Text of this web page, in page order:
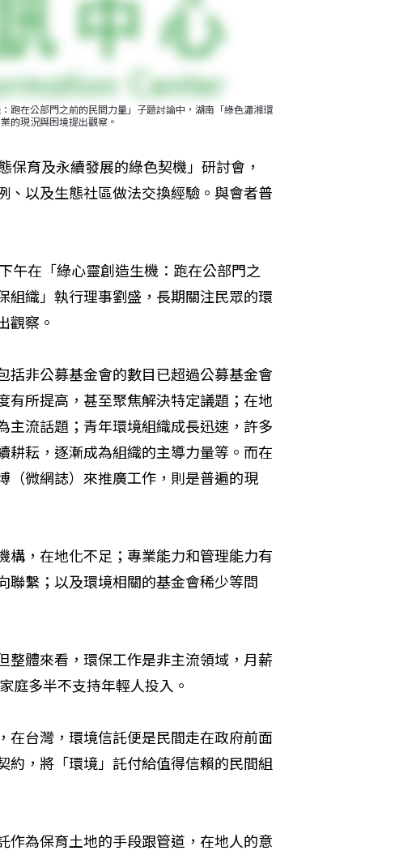
跑在公部門之前的民間力量」子題討論中，湖南「綠色瀟湘環
的現況與困境提出觀察。
育及永續發展的綠色契機」研討會，
、以及生態社區做法交換經驗。與會者普
午在「綠心靈創造生機：跑在公部門之
組織」執行理事劉盛，長期關注民眾的環
觀察。
括非公募基金會的數目已超過公募基金會
有所提高，甚至聚焦解決特定議題；在地
主流話題；青年環境組織成長迅速，許多
耕耘，逐漸成為組織的主導力量等。而在
（微網誌）來推廣工作，則是普遍的現
構，在地化不足；專業能力和管理能力有
聯繫；以及環境相關的基金會稀少等問
整體來看，環保工作是非主流領域，月薪
庭多半不支持年輕人投入。
在台灣，環境信託便是民間走在政府前面
約，將「環境」託付給值得信賴的民間組
作為保育土地的手段跟管道，在地人的意